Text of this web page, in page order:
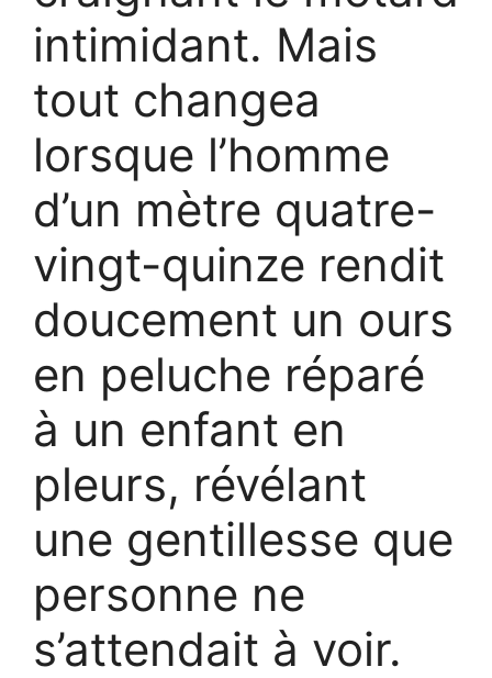
intimidant. Mais
tout changea
lorsque l’homme
d’un mètre quatre-
vingt-quinze rendit
doucement un ours
en peluche réparé
à un enfant en
pleurs, révélant
une gentillesse que
personne ne
s’attendait à voir.